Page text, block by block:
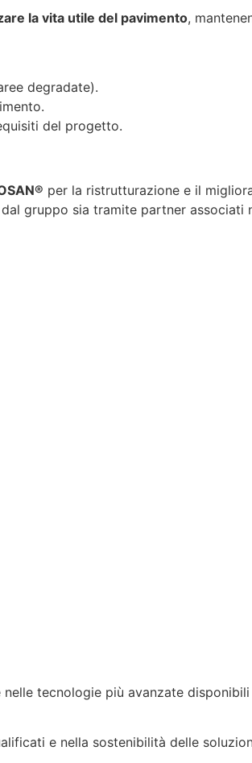
la vita utile del pavimento,
degradate).
del progetto.
per la ristrutturazione e il
gruppo sia tramite partner associati
tecnologie più avanzate
e nella sostenibilità delle